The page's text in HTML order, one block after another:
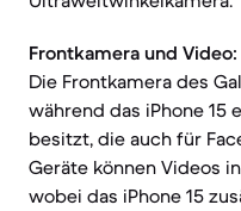
Frontkamera und Video:
Die Frontkamera des
während das iPhone 15
besitzt, die auch für
Geräte können Videos
wobei das iPhone 15